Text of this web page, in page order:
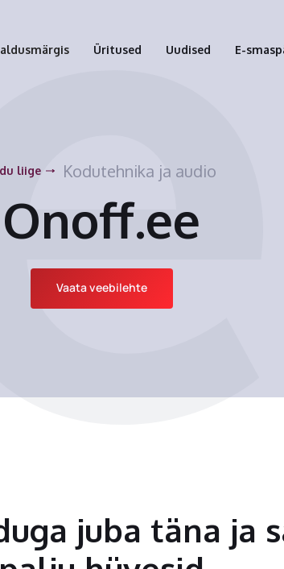
Üritused Uudised E-
liige Kodutehnika ja audio
Onoff.ee
Vaata veebilehte
juba täna ja